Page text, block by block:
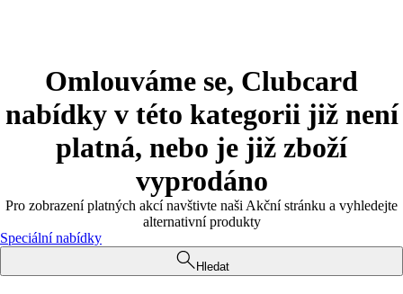
Omlouváme se, Clubcard
nabídky v této kategorii již není
platná, nebo je již zboží
vyprodáno
Pro zobrazení platných akcí navštivte naši Akční stránku a vyhledejte
alternativní produkty
Speciální nabídky
Hledat